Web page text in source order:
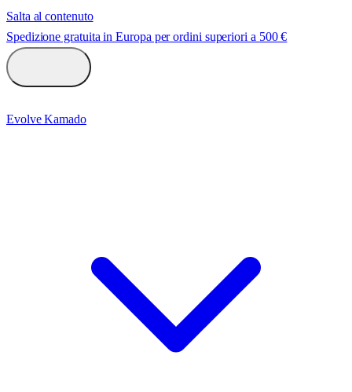
Salta al contenuto
Spedizione gratuita in Europa per ordini superiori a 500 €
Evolve Kamado